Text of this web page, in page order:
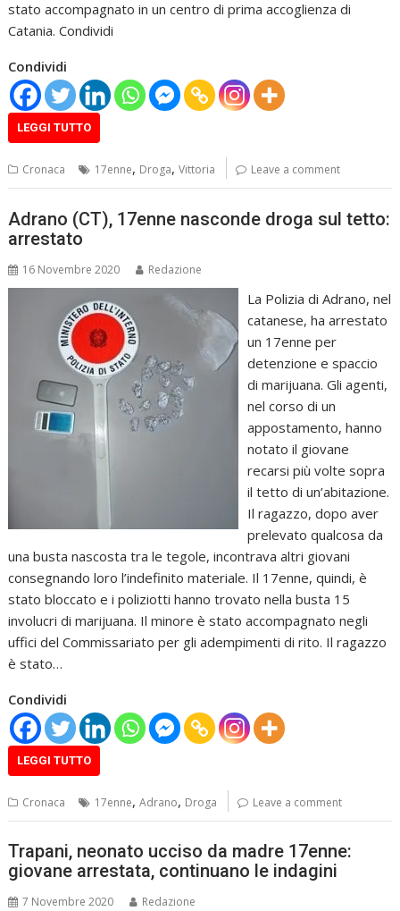
stato accompagnato in un centro di prima accoglienza di
Catania. Condividi
Condividi
LEGGI TUTTO
Cronaca 17enne, Droga,Vittoria Leave a comment
Adrano (CT), 17enne nasconde droga sul tetto:
arrestato
16 Novembre 2020 Redazione
La Polizia di Adrano, nel
catanese, ha arrestato
un 17enne per
detenzione e spaccio
di marijuana. Gli agenti,
nel corso di un
appostamento, hanno
notato il giovane
recarsi più volte sopra
il tetto di un’abitazione.
Il ragazzo, dopo aver
prelevato qualcosa da
una busta nascosta tra le tegole, incontrava altri giovani
consegnando loro l’indefinito materiale. Il 17enne, quindi, è
stato bloccato e i poliziotti hanno trovato nella busta 15
involucri di marijuana. Il minore è stato accompagnato negli
uffici del Commissariato per gli adempimenti di rito. Il ragazzo
è stato…
Condividi
LEGGI TUTTO
Cronaca 17enne,Adrano, Droga Leave a comment
Trapani, neonato ucciso da madre 17enne:
giovane arrestata, continuano le indagini
7 Novembre 2020 Redazione